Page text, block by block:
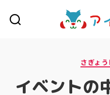
カ
さぎょ
イベントの